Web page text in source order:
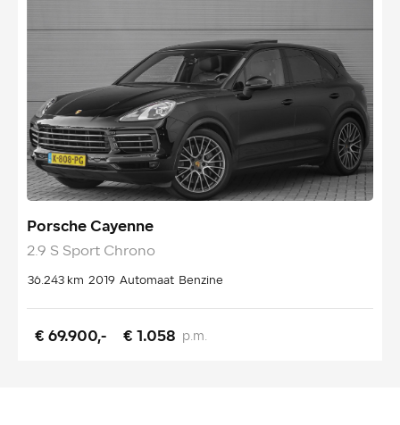
Porsche Cayenne
2.9 S Sport Chrono
36.243 km 2019 Automaat Benzine
€ 69.900,- € 1.058 p.m.